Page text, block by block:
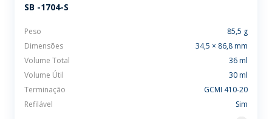
SB -1704-S
Peso
85,5 g
Dimensões
34,5 × 86,8 mm
Volume Total
36 ml
Volume Útil
30 ml
Terminação
GCMI 410-20
Refilável
Sim